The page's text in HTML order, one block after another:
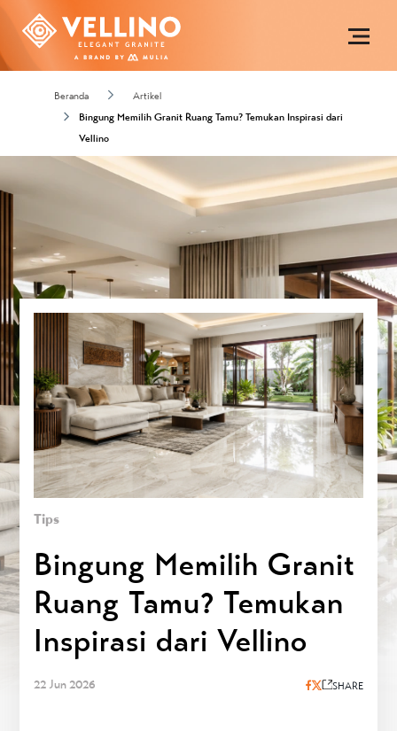
Beranda
Artikel
Bingung Memilih Granit Ruang Tamu? Temukan Inspirasi dari
Vellino
Tips
Bingung Memilih Granit
Ruang Tamu? Temukan
Inspirasi dari Vellino
22 Jun 2026 SHARE